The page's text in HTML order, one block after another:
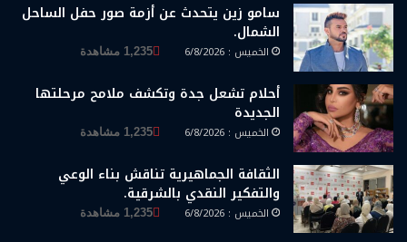
سامو زين يتحدث عن أزمة صور حفل الساحل
الشمال.
الخميس : 6/8/2026 1,235 مشاهدة
أحلام تشعل جدة وتكشف ملامح مرحلتها
الجديدة
الخميس : 6/8/2026 1,235 مشاهدة
الثقافة الجماهيرية تناقش بناء الوعي
والتفكير النقدي بالشرقية.
الخميس : 6/8/2026 1,235 مشاهدة